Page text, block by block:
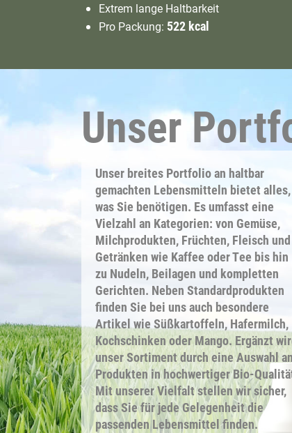
Extrem lange Haltbarkeit
Pro Packung: 522 kcal
Unser
Unser breites Portfolio an haltbar
gemachten Lebensmitteln bietet alles,
was Sie benötigen. Es umfasst eine
Vielzahl an Kategorien: von Gemüse,
Milchprodukten, Früchten, Fleisch und
Getränken wie Kaffee oder Tee bis hin
zu Nudeln, Beilagen und kompletten
Gerichten. Neben Standardprodukten
finden Sie bei uns auch besondere
Artikel wie Süßkartoffeln, Hafermilch,
Kochschinken oder Mango. Ergänzt
unser Sortiment durch eine Auswahl an
Produkten in hochwertiger Bio-
Mit unserer Vielfalt stellen wir sicher,
dass Sie für jede Gelegenheit die
passenden Lebensmittel finden.